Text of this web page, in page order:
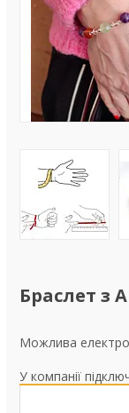
Браслет з
У компанії